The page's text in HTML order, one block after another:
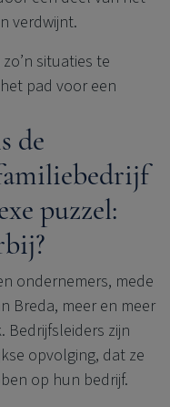
verdwijnt.
situaties te
pad voor een
de
puzzel:
ondernemers, mede
Breda, meer en meer
. Bedrijfsleiders zijn
opvolging, dat ze
op hun bedrijf.